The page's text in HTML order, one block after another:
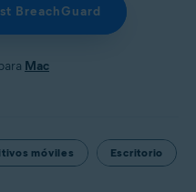
BreachGuard
Mac
móviles Escritorio